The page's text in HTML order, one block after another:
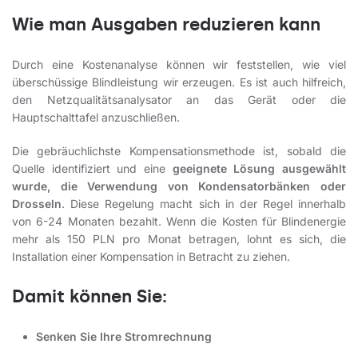
Wie man Ausgaben reduzieren kann
Durch eine Kostenanalyse können wir feststellen, wie viel
überschüssige Blindleistung wir erzeugen. Es ist auch hilfreich,
den Netzqualitätsanalysator an das Gerät oder die
Hauptschalttafel anzuschließen.
Die gebräuchlichste Kompensationsmethode ist, sobald die
Quelle identifiziert und eine geeignete Lösung ausgewählt
wurde, die Verwendung von Kondensatorbänken oder
Drosseln. Diese Regelung macht sich in der Regel innerhalb
von 6-24 Monaten bezahlt. Wenn die Kosten für Blindenergie
mehr als 150 PLN pro Monat betragen, lohnt es sich, die
Installation einer Kompensation in Betracht zu ziehen.
Damit können Sie:
Senken Sie Ihre Stromrechnung